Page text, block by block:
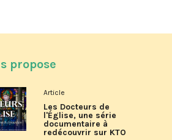
propose
Article
Les Docteurs de
l'Église, une série
documentaire à
redécouvrir sur KTO